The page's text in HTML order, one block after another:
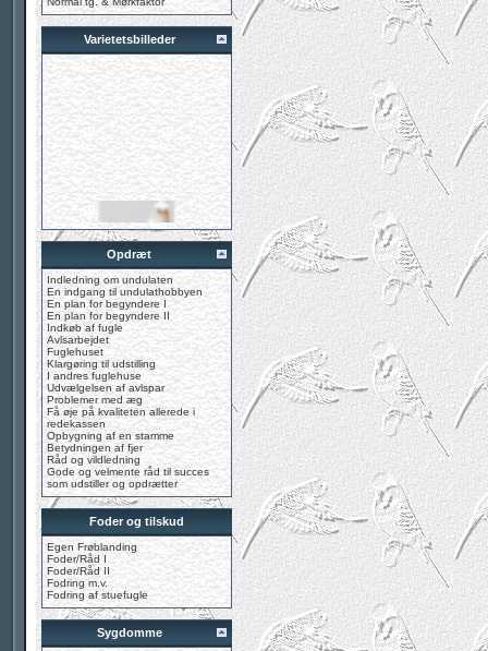
Varietetsbilleder
Opdræt
Indledning om undulaten
En indgang til undulathobbyen
En plan for begyndere I
En plan for begyndere II
Indkøb af fugle
Avlsarbejdet
Fuglehuset
Klargøring til udstilling
I andres fuglehuse
Udvælgelsen af avlspar
Problemer med æg
Få øje på kvaliteten allerede i
redekassen
Opbygning af en stamme
Betydningen af fjer
Råd og vildledning
Gode og velmente råd til succes
som udstiller og opdrætter
Foder og tilskud
Egen Frøblanding
Foder/Råd I
Foder/Råd II
Fodring m.v.
Fodring af stuefugle
Sygdomme